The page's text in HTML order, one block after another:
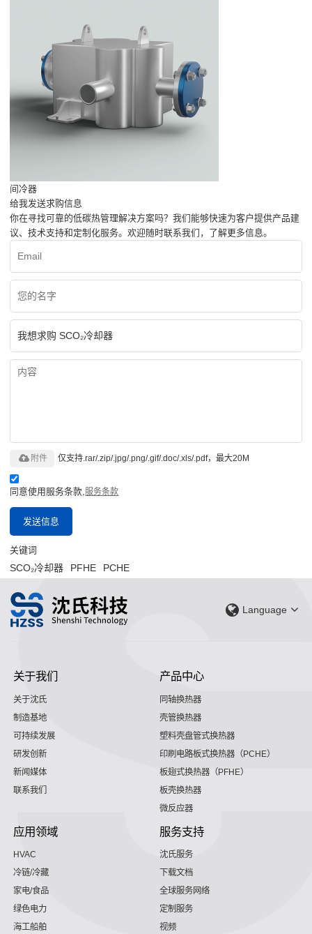
间冷器
给我发送求购信息
你在寻找可靠的低碳热管理解决方案吗？我们能够快速为客户提供产品建
议、技术支持和定制化服务。欢迎随时联系我们，了解更多信息。
仅支持.rar/.zip/.jpg/.png/.gif/.doc/.xls/.pdf，最大20M
附件
同意使用服务条款, 服务条款
发送信息
关键词
SCO₂冷却器 PFHE PCHE
Language
关于我们
关于沈氏
制造基地
可持续发展
研发创新
新闻媒体
联系我们
产品中心
同轴换热器
壳管换热器
塑料壳盘管式换热器
印刷电路板式换热器（PCHE）
板翅式换热器（PFHE）
板壳换热器
微反应器
应用领域
HVAC
冷链/冷藏
家电/食品
绿色电力
海工船舶
服务支持
沈氏服务
下载文档
全球服务网络
定制服务
视频